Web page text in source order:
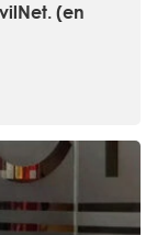
(en